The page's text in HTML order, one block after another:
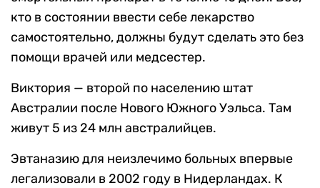
кто в состоянии ввести себе лекарство
самостоятельно, должны будут сделать это без
помощи врачей или медсестер.
Виктория — второй по населению штат
Австралии после Нового Южного Уэльса. Там
живут 5 из 24 млн австралийцев.
Эвтаназию для неизлечимо больных впервые
легализовали в 2002 году в Нидерландах. К